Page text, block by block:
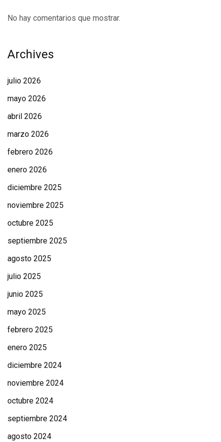
No hay comentarios que mostrar.
Archives
julio 2026
mayo 2026
abril 2026
marzo 2026
febrero 2026
enero 2026
diciembre 2025
noviembre 2025
octubre 2025
septiembre 2025
agosto 2025
julio 2025
junio 2025
mayo 2025
febrero 2025
enero 2025
diciembre 2024
noviembre 2024
octubre 2024
septiembre 2024
agosto 2024